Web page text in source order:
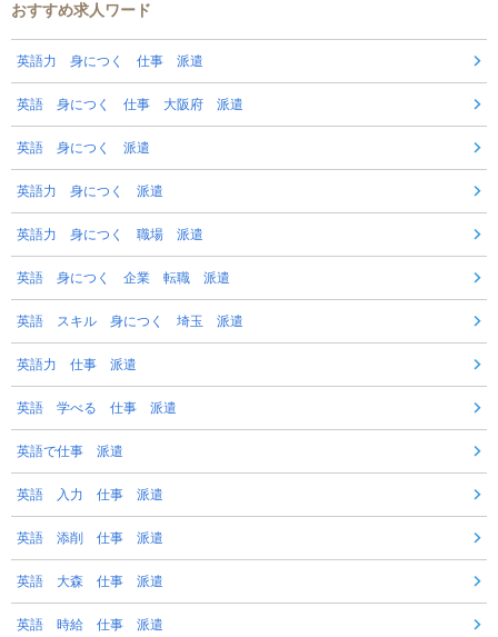
おすすめ求人ワード
英語力 身につく 仕事 派遣
英語 身につく 仕事 大阪府 派遣
英語 身につく 派遣
英語力 身につく 派遣
英語力 身につく 職場 派遣
英語 身につく 企業 転職 派遣
英語 スキル 身につく 埼玉 派遣
英語力 仕事 派遣
英語 学べる 仕事 派遣
英語で仕事 派遣
英語 入力 仕事 派遣
英語 添削 仕事 派遣
英語 大森 仕事 派遣
英語 時給 仕事 派遣